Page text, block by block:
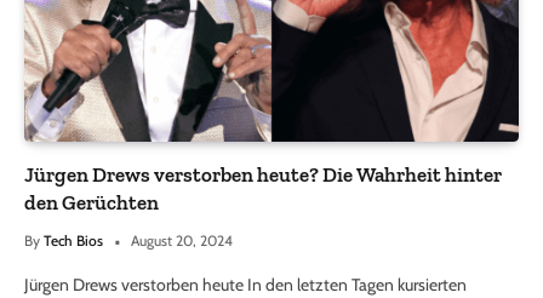
Jürgen Drews verstorben heute? Die Wahrheit hinter
den Gerüchten
By Tech Bios August 20, 2024
Jürgen Drews verstorben heute In den letzten Tagen kursierten